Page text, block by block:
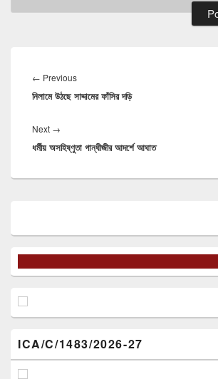
navigation
← PreviousPrevious
post:
নিলামে উঠছে সাদ্দামের ফাঁসির দড়ি
Next →
post:
ধর্মীয় অসহিষ্ণুতা গান্ধীজীর আদর্শে আঘাত
Widget
ICA/C/1483/2026-27